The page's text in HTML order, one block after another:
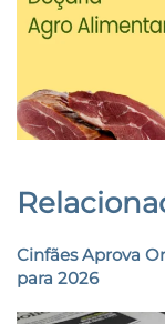
Cinfães Aprova
para 2026